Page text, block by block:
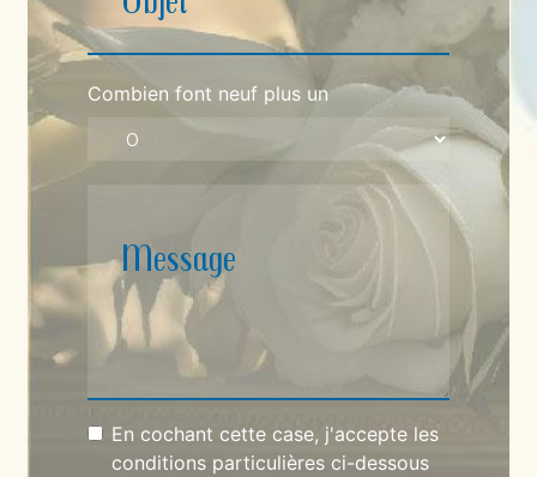
Combien font neuf plus un
En cochant cette case, j'accepte les
conditions particulières ci-dessous